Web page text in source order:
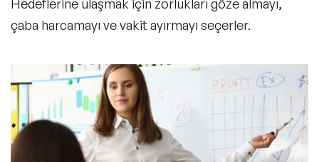
Hedeflerine ulaşmak için zorlukları göze almayı,
çaba harcamayı ve vakit ayırmayı seçerler.